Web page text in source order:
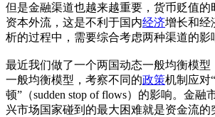
但是金融渠道也越来越重要，货币贬值的
资本外流，这是不利于国内经济增长和经
析的过程中，需要综合考虑两种渠道的影
最近我们做了一个两国动态一般均衡模型
一般均衡模型，考察不同的政策机制应对
顿”（sudden stop of flows）的影响。金融
兴市场国家碰到的最大困难就是资金流